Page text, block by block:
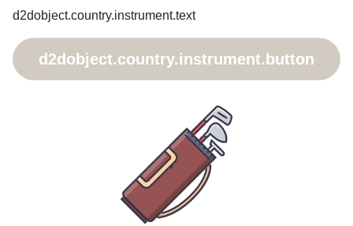
d2dobject.country.instrument.text
d2dobject.country.instrument.button